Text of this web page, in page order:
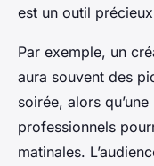
est un outil
Par exemple, un
aura souvent des
soirée, alors
professionnels
matinales.